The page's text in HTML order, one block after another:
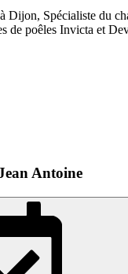
Dijon, Spécialiste du
de poêles Invicta et
Antoine